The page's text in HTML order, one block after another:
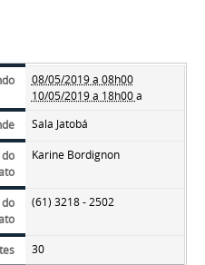
08/05/2019 a 08h00
10/05/2019 a 18h00a
Sala Jatobá
Karine Bordignon
(61) 3218 - 2502
30